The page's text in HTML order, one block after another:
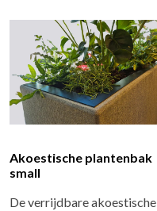
Akoestische plantenbak
small
De verrijdbare akoestische